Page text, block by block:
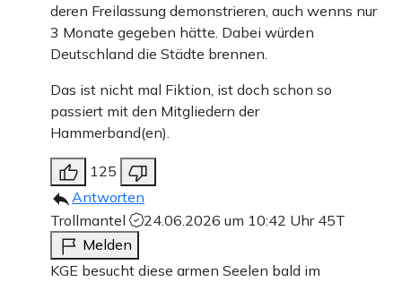
deren Freilassung demonstrieren, auch wenns nur
3 Monate gegeben hätte. Dabei würden
Deutschland die Städte brennen.
Das ist nicht mal Fiktion, ist doch schon so
passiert mit den Mitgliedern der
Hammerband(en).
125
Antworten
Trollmantel
24.06.2026 um 10:42 Uhr 45T
Melden
KGE besucht diese armen Seelen bald im